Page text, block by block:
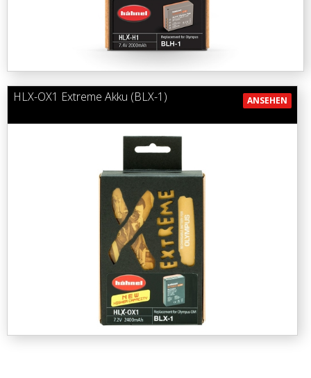
ANSEHEN
HLX-OX1 Extreme Akku (BLX-1)